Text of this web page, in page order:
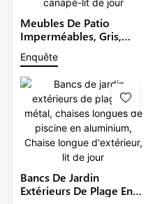
Meubles De Patio
Imperméables, Gris,
Salon De Plage,
Ensemble De Chaise
Longue De Luxe, Chaise
Longue D'extérieur,
Chaises De Piscine,
Canapé-Lit De Jour
Enquête
Bancs De Jardin
Extérieurs De Plage En